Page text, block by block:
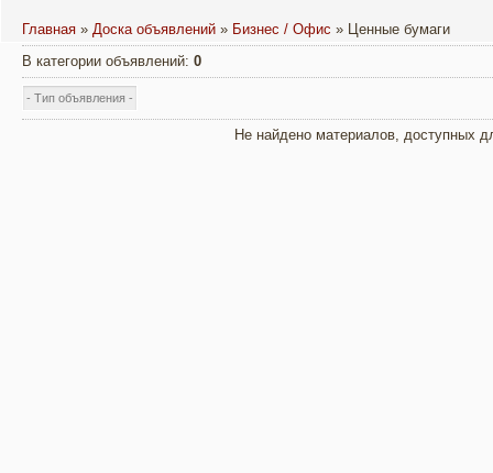
Главная » Доска объявлений » Бизнес / Офис » Ценные бумаги
В категории объявлений: 0
Не найдено материалов, доступных